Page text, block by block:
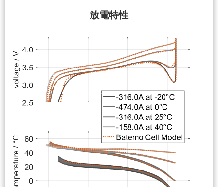
放電特性